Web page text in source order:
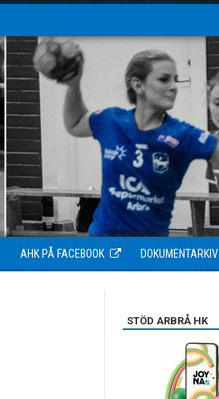
AHK PÅ FACEBOOK DOKUMENTARKIV
STÖD ARBRÅ HK